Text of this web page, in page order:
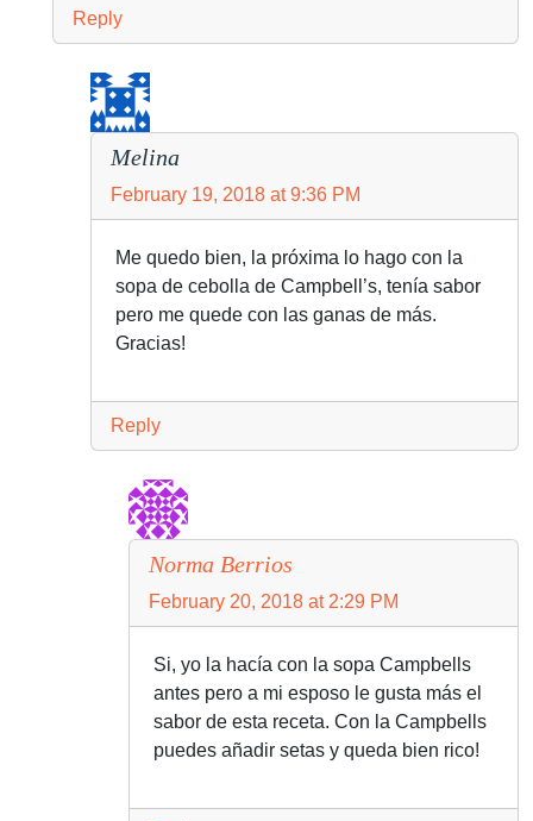
Reply
Melina
February 19, 2018 at 9:36 PM
Me quedo bien, la próxima lo hago con la
sopa de cebolla de Campbell’s, tenía sabor
pero me quede con las ganas de más.
Gracias!
Reply
Norma Berrios
February 20, 2018 at 2:29 PM
Si, yo la hacía con la sopa Campbells
antes pero a mi esposo le gusta más el
sabor de esta receta. Con la Campbells
puedes añadir setas y queda bien rico!